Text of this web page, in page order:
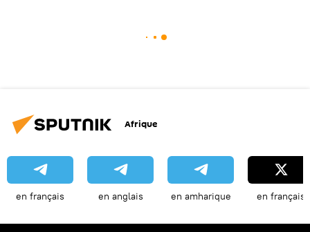
Afrique
en français en anglais en amharique en français